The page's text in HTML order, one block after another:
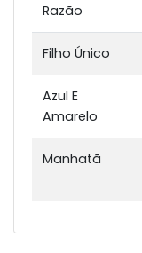
Razão
Filho Único
Azul E
Amarelo
Manhatã